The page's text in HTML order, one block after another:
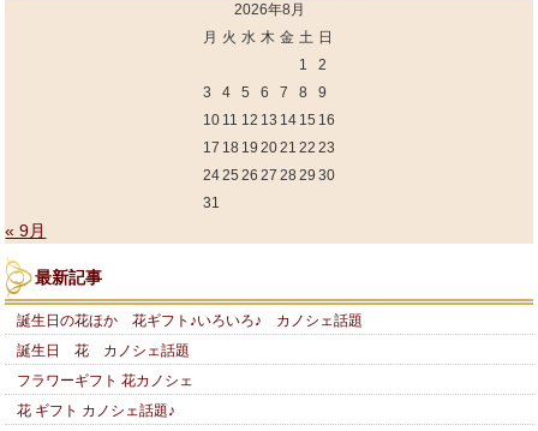
2026年8月
月 火 水 木 金 土 日
1
2
3
4 5 6 7 8
9
10 11 12 13 14 15 16
17 18 19 2021 22 23
2425 26 27 28 29 30
31
« 9月
最新記事
誕生日の花ほか 花ギフト♪いろいろ♪ カノシェ話題
誕生日 花 カノシェ話題
フラワーギフト 花カノシェ
花 ギフト カノシェ話題♪